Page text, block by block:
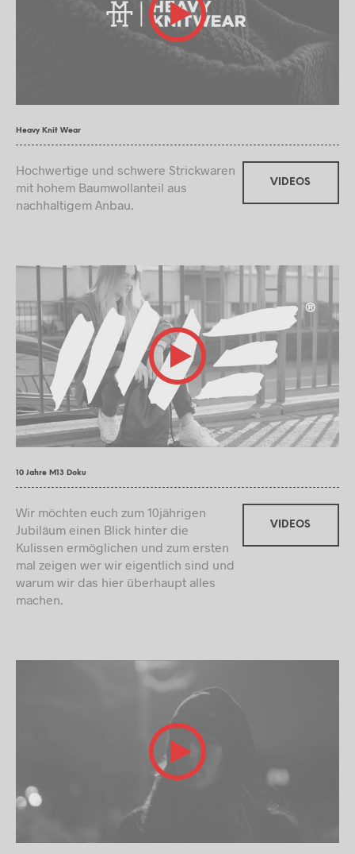
Heavy Knit Wear
Hochwertige und schwere Strickwaren
mit hohem Baumwollanteil aus
nachhaltigem Anbau.
VIDEOS
10 Jahre M13 Doku
Wir möchten euch zum 10jährigen
Jubiläum einen Blick hinter die
Kulissen ermöglichen und zum ersten
mal zeigen wer wir eigentlich sind und
warum wir das hier überhaupt alles
machen.
VIDEOS